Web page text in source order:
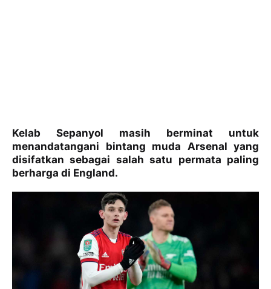
Kelab Sepanyol masih berminat untuk
menandatangani bintang muda Arsenal yang
disifatkan sebagai salah satu permata paling
berharga di England.